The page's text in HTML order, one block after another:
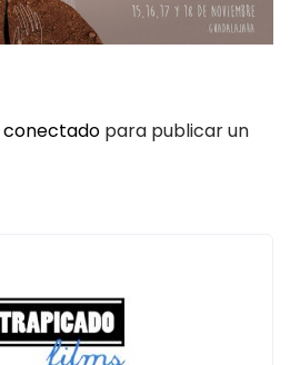
conectado para publicar un